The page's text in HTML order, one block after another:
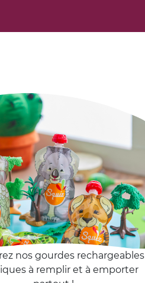
nos gourdes rechargeables
à remplir et à emporter